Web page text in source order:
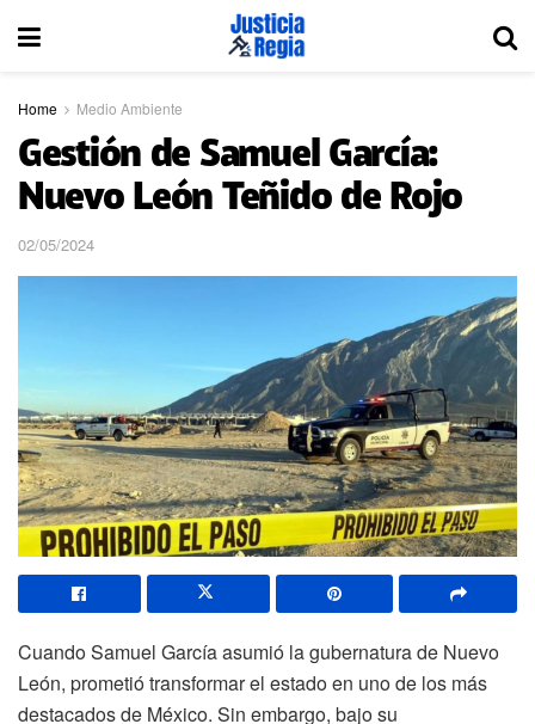
Home Medio Ambiente
Gestión de Samuel García:
Nuevo León Teñido de Rojo
02/05/2024
Cuando Samuel García asumió la gubernatura de Nuevo
León, prometió transformar el estado en uno de los más
destacados de México. Sin embargo, bajo su